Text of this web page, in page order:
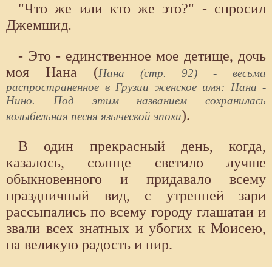
"Что же или кто же это?" - спросил
Джемшид.
- Это - единственное мое детище, дочь
моя Нана (Нана (стр. 92) - весьма
распространенное в Грузии женское имя: Нана -
Нино. Под этим названием сохранилась
колыбельная песня языческой эпохи).
В один прекрасный день, когда,
казалось, солнце светило лучше
обыкновенного и придавало всему
праздничный вид, с утренней зари
рассыпались по всему городу глашатаи и
звали всех знатных и убогих к Моисею,
на великую радость и пир.